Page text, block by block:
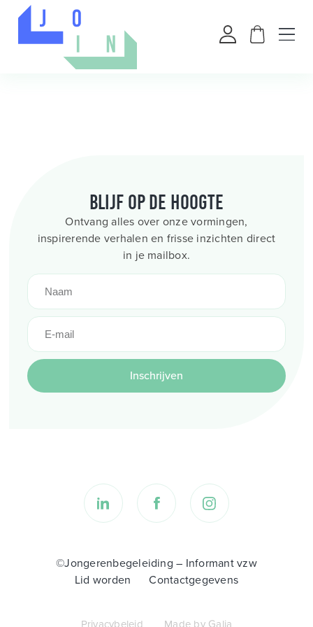
Blijf op de hoogte
Ontvang alles over onze vormingen,
inspirerende verhalen en frisse inzichten direct
in je mailbox.
Inschrijven
©Jongerenbegeleiding – Informant vzw
Lid worden
Contactgegevens